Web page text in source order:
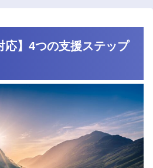
応】4つの支援ステップ